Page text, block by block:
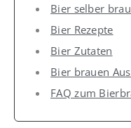
Bier selber
Bier Rezepte
Bier Zutaten
Bier brauen
FAQ zum